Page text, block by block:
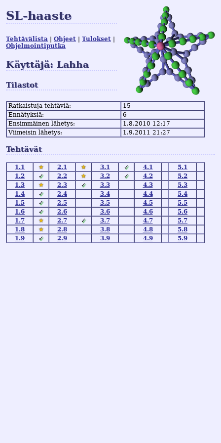
SL-haaste
Tehtävälista Ohjeet
Tulokset
Ohjelmointiputka
Käyttäjä: Lahha
Tilastot
Ratkaistuja tehtäviä:
15
Ennätyksiä:
6
Ensimmäinen lähetys:
1.8.2010 12:17
Viimeisin lähetys:
1.9.2011 21:27
Tehtävät
1.1 ★ 2.1 ★ 3.1 ✓ 4.1
5.1
1.2
✓ 2.2 ★ 3.2 ✓ 4.2
5.2
1.3
★ 2.3 ✓ 3.3 4.3
5.3
1.4
✓ 2.4 3.4 4.4
5.4
1.5
✓ 2.5 3.5 4.5
5.5
1.6
✓ 2.6 3.6 4.6
5.6
1.7
★ 2.7 ✓ 3.7 4.7
5.7
1.8
★ 2.8 3.8 4.8
5.8
1.9
✓ 2.9 3.9 4.9 5.9